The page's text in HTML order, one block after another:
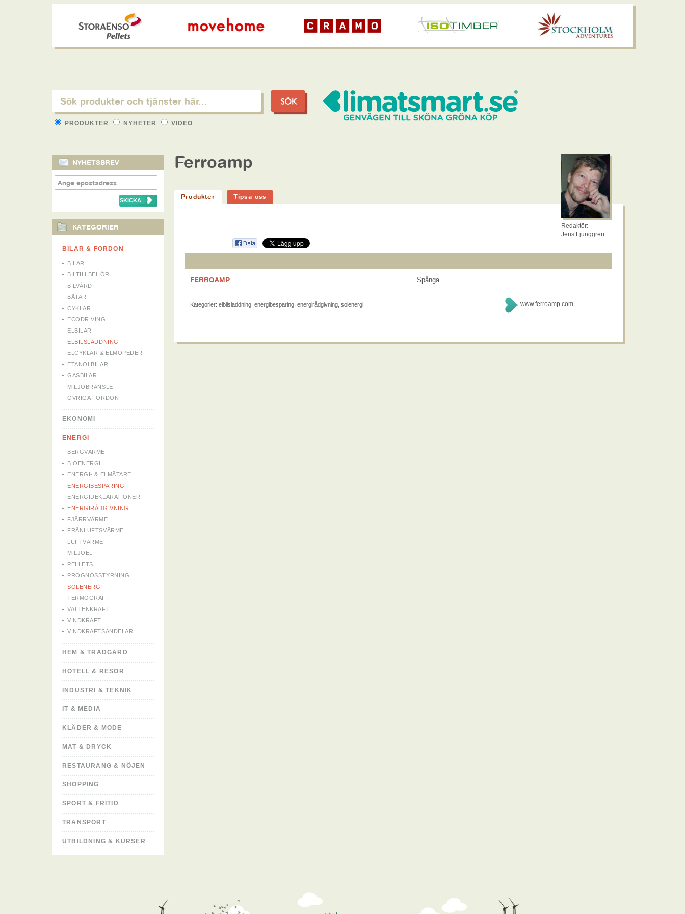
PRODUKTER NYHETER VIDEO
NYHETSBREV
KATEGORIER
BILAR & FORDON
BILAR
BILTILLBEHÖR
BILVÅRD
BÅTAR
CYKLAR
ECODRIVING
ELBILAR
ELBILSLADDNING
ELCYKLAR & ELMOPEDER
ETANOLBILAR
GASBILAR
MILJÖBRÄNSLE
ÖVRIGA FORDON
EKONOMI
ENERGI
BERGVÄRME
BIOENERGI
ENERGI- & ELMÄTARE
ENERGIBESPARING
ENERGIDEKLARATIONER
ENERGIRÅDGIVNING
FJÄRRVÄRME
FRÅNLUFTSVÄRME
LUFTVÄRME
MILJÖEL
PELLETS
PROGNOSSTYRNING
SOLENERGI
TERMOGRAFI
VATTENKRAFT
VINDKRAFT
VINDKRAFTSANDELAR
HEM & TRÄDGÅRD
HOTELL & RESOR
INDUSTRI & TEKNIK
IT & MEDIA
KLÄDER & MODE
MAT & DRYCK
RESTAURANG & NÖJEN
SHOPPING
SPORT & FRITID
TRANSPORT
UTBILDNING & KURSER
Ferroamp
Produkter Tipsa oss
Redaktör:
Jens Ljunggren
FERROAMP Spånga
www.ferroamp.com
Kategorier: elbilsladdning energibesparing energirådgivning solenergi